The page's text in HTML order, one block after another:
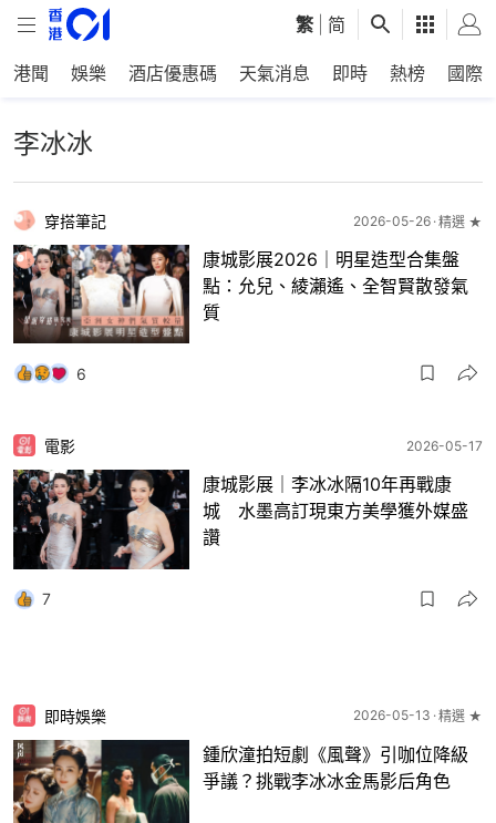
繁 简
港聞 娛樂 酒店優惠碼 天氣消息 即時 熱榜 國際
李冰冰
穿搭筆記 2026-05-26 精選 ★
康城影展2026｜明星造型合集盤
點：允兒、綾瀨遙、全智賢散發氣
質
6
電影 2026-05-17
康城影展｜李冰冰隔10年再戰康
城 水墨高訂現東方美學獲外媒盛
讚
7
即時娛樂 2026-05-13 精選 ★
鍾欣潼拍短劇《風聲》引咖位降級
爭議？挑戰李冰冰金馬影后角色